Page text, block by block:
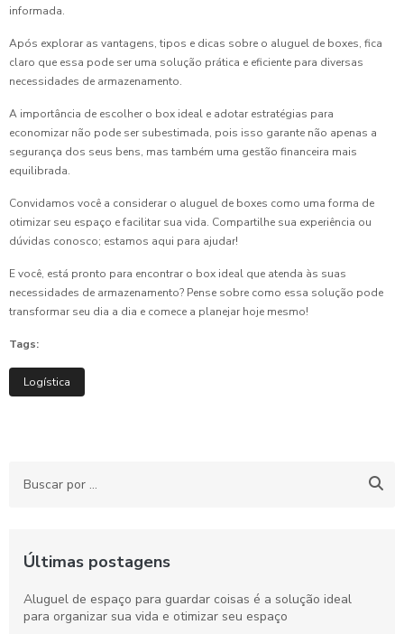
informada.
Após explorar as vantagens, tipos e dicas sobre o aluguel de boxes, fica
claro que essa pode ser uma solução prática e eficiente para diversas
necessidades de armazenamento.
A importância de escolher o box ideal e adotar estratégias para
economizar não pode ser subestimada, pois isso garante não apenas a
segurança dos seus bens, mas também uma gestão financeira mais
equilibrada.
Convidamos você a considerar o aluguel de boxes como uma forma de
otimizar seu espaço e facilitar sua vida. Compartilhe sua experiência ou
dúvidas conosco; estamos aqui para ajudar!
E você, está pronto para encontrar o box ideal que atenda às suas
necessidades de armazenamento? Pense sobre como essa solução pode
transformar seu dia a dia e comece a planejar hoje mesmo!
Tags:
Logística
Últimas postagens
Aluguel de espaço para guardar coisas é a solução ideal
para organizar sua vida e otimizar seu espaço